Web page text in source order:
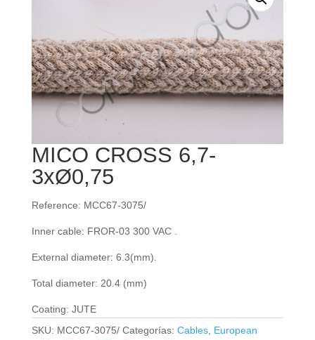
MICO CROSS 6,7-
3xØ0,75
Reference: MCC67-3075/
Inner cable: FROR‐03 300 VAC .
External diameter: 6.3(mm).
Total diameter: 20.4 (mm)
Coating: JUTE
SKU: MCC67-3075/ Categorías: Cables, European